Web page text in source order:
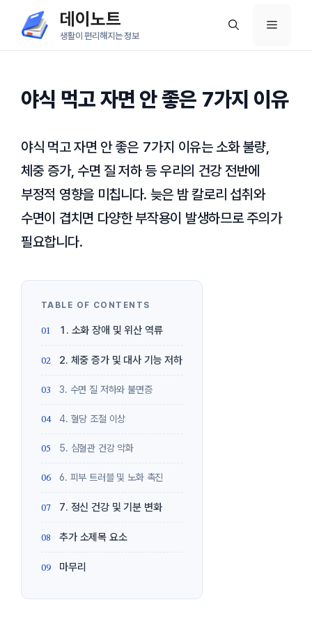
츠
데이노트
생활이 편리해지는 정보
메
야식 먹고 자면 안 좋은 7가지 이유
야식 먹고 자면 안 좋은 7가지 이유는 소화 불량,
체중 증가, 수면 질 저하 등 우리의 건강 전반에
부정적 영향을 미칩니다. 늦은 밤 칼로리 섭취와
수면이 겹치면 다양한 부작용이 발생하므로 주의가
필요합니다.
1. 소화 장애 및 위산 역류
2. 체중 증가 및 대사 기능 저하
3. 수면 질 저하와 불면증
4. 혈당 조절 이상
5. 심혈관 건강 악화
6. 피부 트러블 및 노화 촉진
7. 정신 건강 및 기분 변화
추가 소제목 요소
마무리